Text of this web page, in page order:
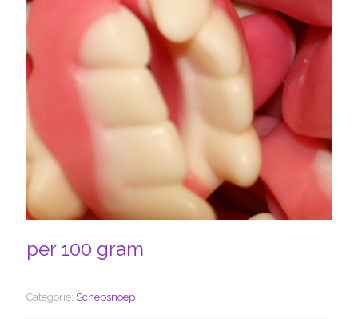
per 100 gram
Categorie: Schepsnoep